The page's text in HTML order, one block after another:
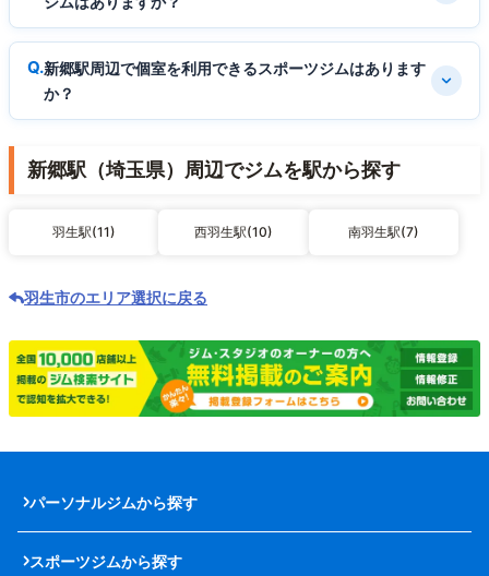
新郷駅周辺で個室を利用できるスポーツジムはあります
か？
新郷駅（埼玉県）周辺でジムを駅から探す
羽生駅(11) 西羽生駅(10) 南羽生駅(7)
羽生市のエリア選択に戻る
パーソナルジムから探す
スポーツジムから探す